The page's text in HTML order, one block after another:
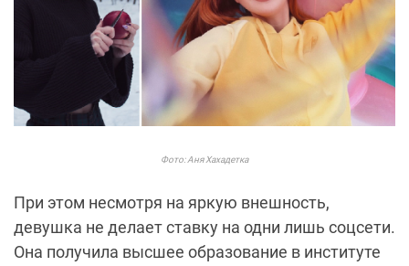
Фото: Аня Хахадетка
При этом несмотря на яркую внешность,
девушка не делает ставку на одни лишь соцсети.
Она получила высшее образование в институте